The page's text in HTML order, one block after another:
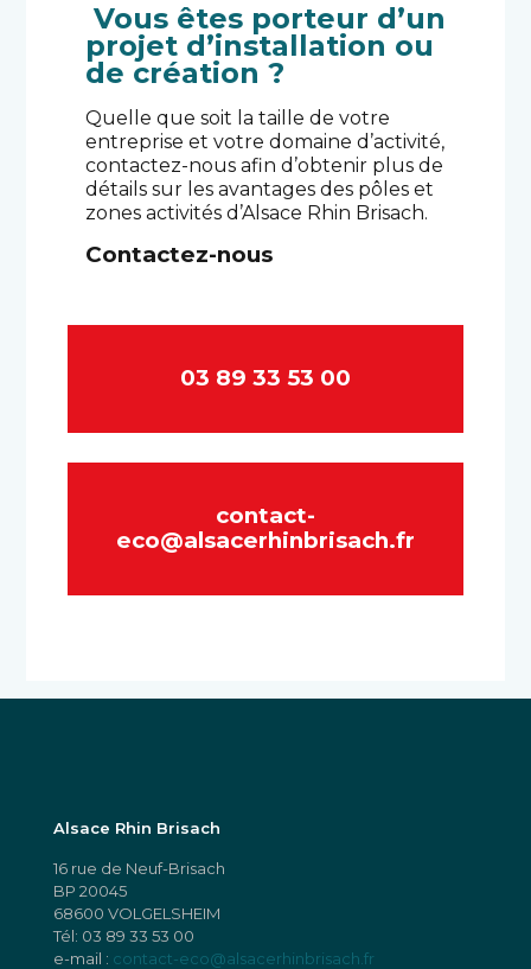
Vous êtes porteur d’un
projet d’installation ou
de création ?
Quelle que soit la taille de votre
entreprise et votre domaine d’activité,
contactez-nous afin d’obtenir plus de
détails sur les avantages des pôles et
zones activités d’Alsace Rhin Brisach.
Contactez-nous
03 89 33 53 00
contact-
eco@alsacerhinbrisach.fr
Alsace Rhin Brisach
16 rue de Neuf-Brisach
BP 20045
68600 VOLGELSHEIM
Tél: 03 89 33 53 00
e-mail : contact-eco@alsacerhinbrisach.fr